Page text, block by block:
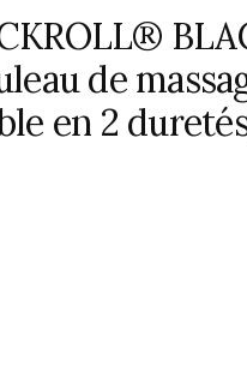
de
en 2